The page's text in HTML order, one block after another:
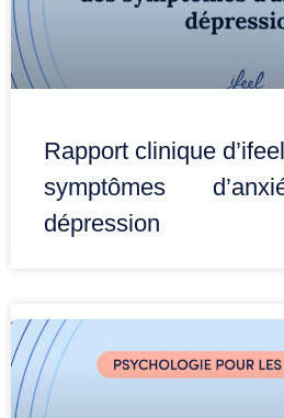
Rapport clinique
symptômes
dépression